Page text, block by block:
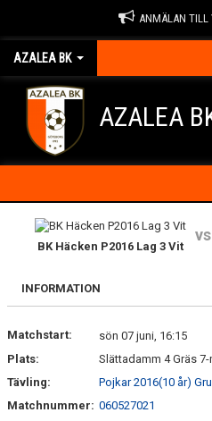
ANMÄLAN TILL
AZALEA BK
AZALEA
OM FÖRENINGEN
BLI MEDLEM
IDROTTSSKADOR
TRÄN.TIDER
BK Häcken P2016 Lag 3 Vit
vs
INFORMATION
Matchstart:
sön 07 juni, 16:15
Plats:
Slättadamm 4 Gräs 7-
Tävling:
Pojkar 2016(10 år)
Matchnummer: 060527021